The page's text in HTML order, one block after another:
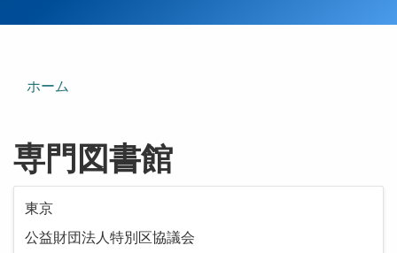
ホーム
専門図書館
東京
公益財団法人特別区協議会